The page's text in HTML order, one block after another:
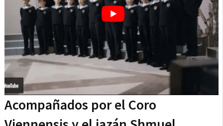
Acompañados por el Coro